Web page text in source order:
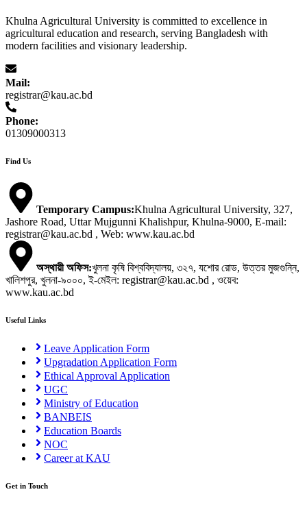
Khulna Agricultural University is committed to excellence in
agricultural education and research, serving Bangladesh with
modern facilities and visionary leadership.
Mail:
registrar@kau.ac.bd
Phone:
01309000313
Find Us
Temporary Campus:Khulna Agricultural University, 327,
Jashore Road, Uttar Mujgunni Khalishpur, Khulna-9000, E-mail:
registrar@kau.ac.bd , Web: www.kau.ac.bd
অস্থায়ী অফিস:খুলনা কৃষি বিশ্ববিদ্যালয়, ৩২৭, যশোর রোড, উত্তর মুজগুন্নি,
খালিশপুর, খুলনা-৯০০০, ই-মেইল: registrar@kau.ac.bd , ওয়েব:
www.kau.ac.bd
Useful Links
Leave Application Form
Upgradation Application Form
Ethical Approval Application
UGC
Ministry of Education
BANBEIS
Education Boards
NOC
Career at KAU
Get in Touch